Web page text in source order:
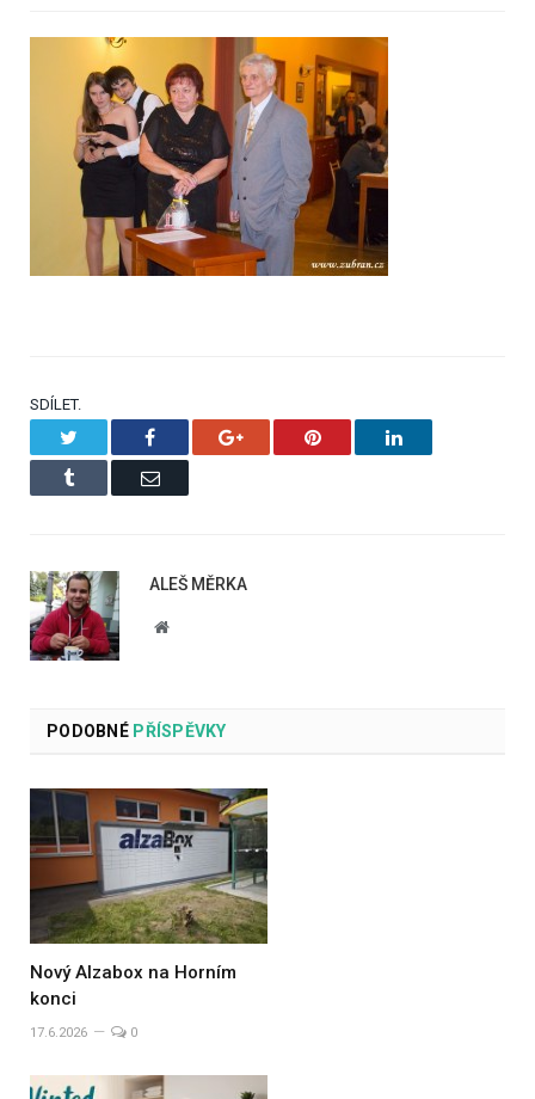
SDÍLET.
Facebook Google+ Pinterest LinkedIn
Tumblr Email
ALEŠ MĚRKA
Website
PODOBNÉPŘÍSPĚVKY
Nový Alzabox na Horním
konci
17.6.2026 0